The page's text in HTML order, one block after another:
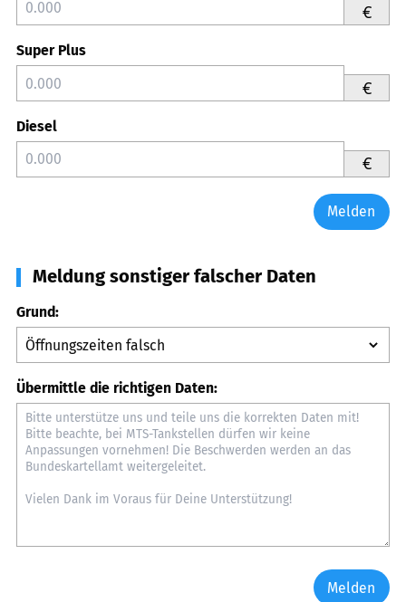
€
Super Plus
€
Diesel
€
Melden
Meldung sonstiger falscher Daten
Grund:
Übermittle die richtigen Daten:
Melden